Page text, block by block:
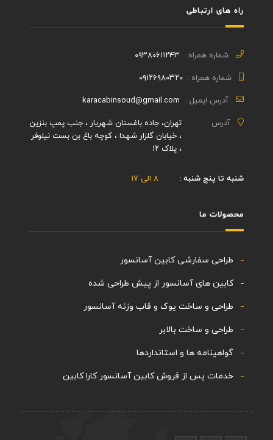
راه های ارتباطی
شماره همراه: ۰۹۳۸۰۶۱۱۲۴۳
شماره همراه : ۰۹۱۲۶۹۸۰۳۲۰
آدرس ایمیل : karacabinsoud@gmail.com
آدرس :
تهران، جاده باغستان شهریار ، جنب پمپ بنزین
، خیابان گلزار شهدا ، کوچه باغ بن بست نیلوفر
، پلاک ۱۲
شنبه تا پنج شنبه : ۸ الی ۱۷
محصولات ما
طراحی سفارشی کابین آسانسور
کابین های آسانسور از پیش طراحی شده
طراحی و ساخت یوک و قاب وزنه آسانسور
طراحی و ساخت بالابر
گواهینامه ها و استانداردها
خدمات پس از فروش کابین آسانسور کارا کابین